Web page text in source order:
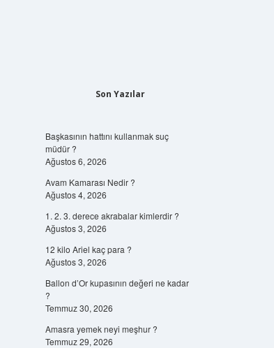
Son Yazılar
Başkasının hattını kullanmak suç
müdür ?
Ağustos 6, 2026
Avam Kamarası Nedir ?
Ağustos 4, 2026
1. 2. 3. derece akrabalar kimlerdir ?
Ağustos 3, 2026
12 kilo Ariel kaç para ?
Ağustos 3, 2026
Ballon d’Or kupasının değeri ne kadar
?
Temmuz 30, 2026
Amasra yemek neyi meşhur ?
Temmuz 29, 2026